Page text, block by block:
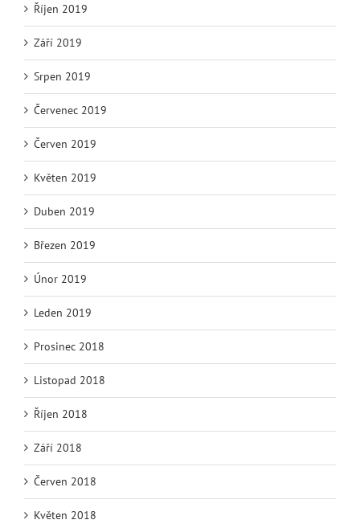
Říjen 2019
Září 2019
Srpen 2019
Červenec 2019
Červen 2019
Květen 2019
Duben 2019
Březen 2019
Únor 2019
Leden 2019
Prosinec 2018
Listopad 2018
Říjen 2018
Září 2018
Červen 2018
Květen 2018